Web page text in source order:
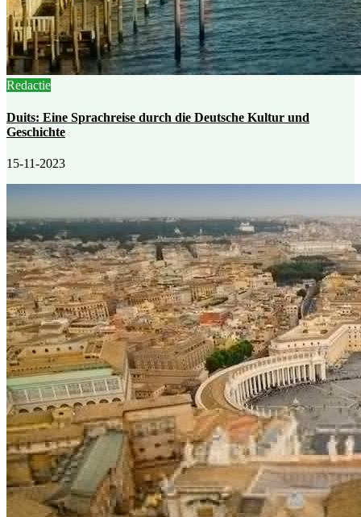
Redactie
Duits: Eine Sprachreise durch die Deutsche Kultur und
Geschichte
15-11-2023